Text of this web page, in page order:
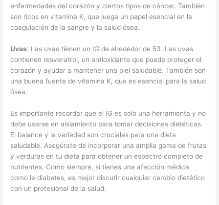
enfermedades del corazón y ciertos tipos de cáncer. También
son ricos en vitamina K, que juega un papel esencial en la
coagulación de la sangre y la salud ósea.
Uvas: Las uvas tienen un IG de alrededor de 53. Las uvas
contienen resveratrol, un antioxidante que puede proteger el
corazón y ayudar a mantener una piel saludable. También son
una buena fuente de vitamina K, que es esencial para la salud
ósea.
Es importante recordar que el IG es solo una herramienta y no
debe usarse en aislamiento para tomar decisiones dietéticas.
El balance y la variedad son cruciales para una dieta
saludable. Asegúrate de incorporar una amplia gama de frutas
y verduras en tu dieta para obtener un espectro completo de
nutrientes. Como siempre, si tienes una afección médica
como la diabetes, es mejor discutir cualquier cambio dietético
con un profesional de la salud.